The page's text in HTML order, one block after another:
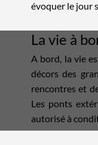
évoquer le jour
La vie à
A bord, la vie
décors des
rencontres et
Les ponts
autorisé à